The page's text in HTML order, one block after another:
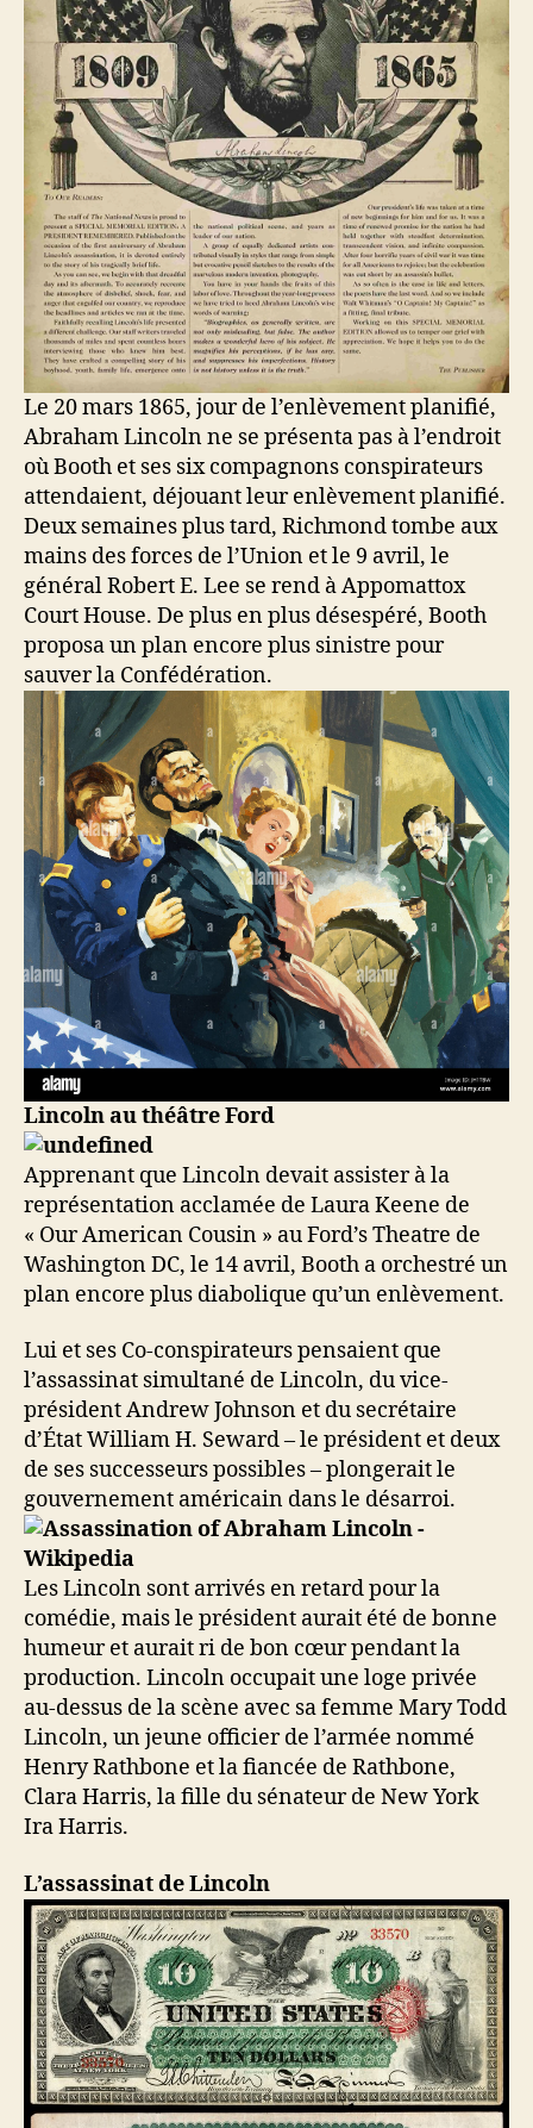
Le 20 mars 1865, jour de l’enlèvement planifié,
Abraham Lincoln ne se présenta pas à l’endroit
où Booth et ses six compagnons conspirateurs
attendaient, déjouant leur enlèvement planifié.
Deux semaines plus tard, Richmond tombe aux
mains des forces de l’Union et le 9 avril, le
général Robert E. Lee se rend à Appomattox
Court House. De plus en plus désespéré, Booth
proposa un plan encore plus sinistre pour
sauver la Confédération.
Lincoln au théâtre Ford
Apprenant que Lincoln devait assister à la
représentation acclamée de Laura Keene de
« Our American Cousin » au Ford’s Theatre de
Washington DC, le 14 avril, Booth a orchestré un
plan encore plus diabolique qu’un enlèvement.
Lui et ses Co-conspirateurs pensaient que
l’assassinat simultané de Lincoln, du vice-
président Andrew Johnson et du secrétaire
d’État William H. Seward – le président et deux
de ses successeurs possibles – plongerait le
gouvernement américain dans le désarroi.
Les Lincoln sont arrivés en retard pour la
comédie, mais le président aurait été de bonne
humeur et aurait ri de bon cœur pendant la
production. Lincoln occupait une loge privée
au-dessus de la scène avec sa femme Mary Todd
Lincoln, un jeune officier de l’armée nommé
Henry Rathbone et la fiancée de Rathbone,
Clara Harris, la fille du sénateur de New York
Ira Harris.
L’assassinat de Lincoln